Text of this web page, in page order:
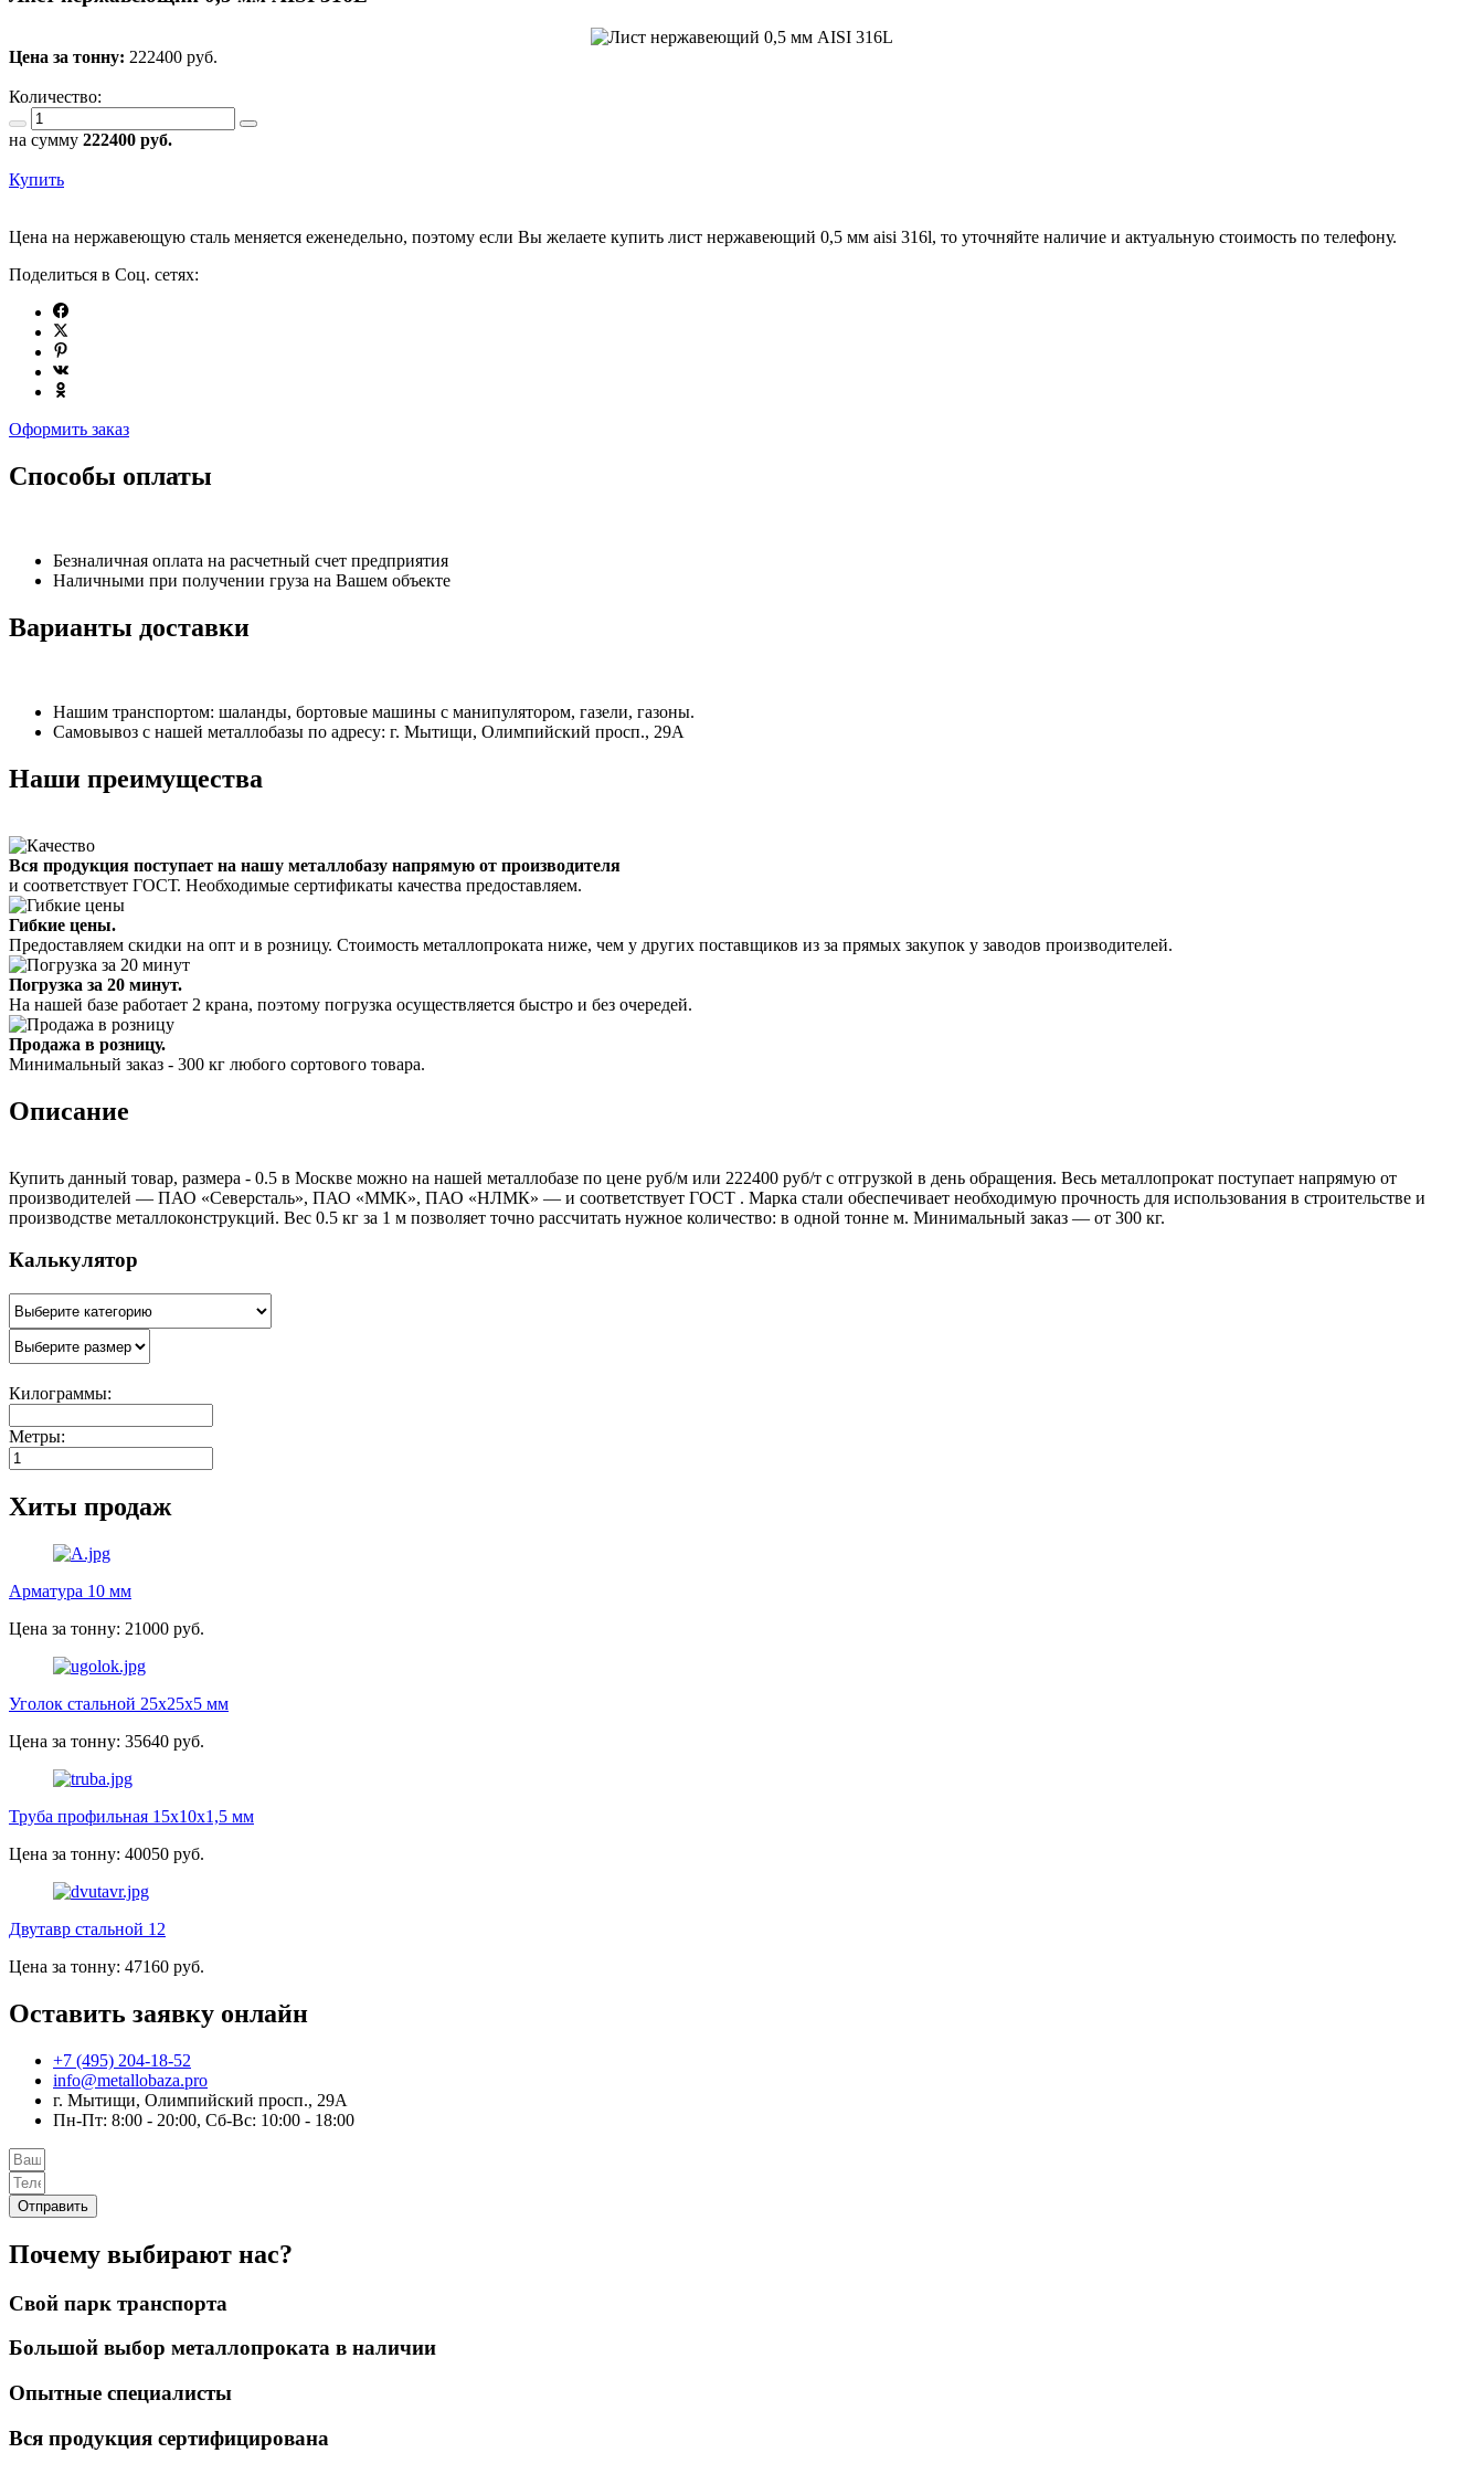
Цена за тонну: 222400 руб.
Количество:
на сумму 222400 руб.
Купить
Цена на нержавеющую сталь меняется еженедельно, поэтому если Вы желаете купить лист нержавеющий 0,5 мм aisi 316l, то уточняйте наличие и актуальную стоимость по телефону.
Поделиться в Соц. сетях:
Оформить заказ
Способы оплаты
Безналичная оплата на расчетный счет предприятия
Наличными при получении груза на Вашем объекте
Варианты доставки
Нашим транспортом: шаланды, бортовые машины с манипулятором, газели, газоны.
Самовывоз с нашей металлобазы по адресу: г. Мытищи, Олимпийский просп., 29А
Наши преимущества
Вся продукция поступает на нашу металлобазу напрямую от производителя
и соответствует ГОСТ. Необходимые сертификаты качества предоставляем.
Гибкие цены.
Предоставляем скидки на опт и в розницу. Стоимость металлопроката ниже, чем у других поставщиков из за прямых закупок у заводов производителей.
Погрузка за 20 минут.
На нашей базе работает 2 крана, поэтому погрузка осуществляется быстро и без очередей.
Продажа в розницу.
Минимальный заказ - 300 кг любого сортового товара.
Описание
Купить данный товар, размера - 0.5 в Москве можно на нашей металлобазе по цене руб/м или 222400 руб/т с отгрузкой в день обращения. Весь металлопрокат поступает напрямую от
производителей — ПАО «Северсталь», ПАО «ММК», ПАО «НЛМК» — и соответствует ГОСТ . Марка стали обеспечивает необходимую прочность для использования в строительстве и
производстве металлоконструкций. Вес 0.5 кг за 1 м позволяет точно рассчитать нужное количество: в одной тонне м. Минимальный заказ — от 300 кг.
Калькулятор
Килограммы:
Метры:
Хиты продаж
Арматура 10 мм
Цена за тонну: 21000 руб.
Уголок стальной 25х25х5 мм
Цена за тонну: 35640 руб.
Труба профильная 15х10х1,5 мм
Цена за тонну: 40050 руб.
Двутавр стальной 12
Цена за тонну: 47160 руб.
Оставить заявку онлайн
+7 (495) 204-18-52
info@metallobaza.pro
г. Мытищи, Олимпийский просп., 29А
Пн-Пт: 8:00 - 20:00, Сб-Вс: 10:00 - 18:00
Отправить
Почему выбирают нас?
Свой парк транспорта
Большой выбор металлопроката в наличии
Опытные специалисты
Вся продукция сертифицирована